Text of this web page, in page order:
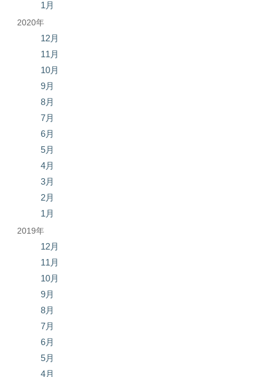
1月
2020年
12月
11月
10月
9月
8月
7月
6月
5月
4月
3月
2月
1月
2019年
12月
11月
10月
9月
8月
7月
6月
5月
4月